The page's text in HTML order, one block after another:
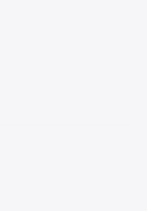
peringkat